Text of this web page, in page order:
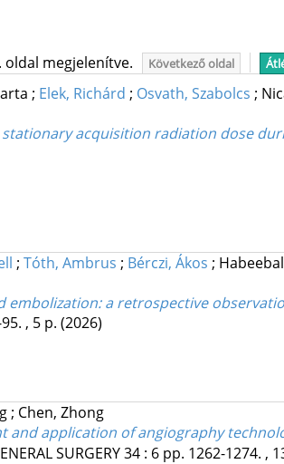
oldal megjelenítve. Következő oldal
; Elek, Richárd ; Osvath, Szabolcs ;
acquisition radiation dose
; Tóth, Ambrus ; Bérczi, Ákos ;
embolization: a retrospective
, 5 p. (2026)
; Chen, Zhong
and application of angiography
SURGERY34: 6 pp. 1262-1274. ,